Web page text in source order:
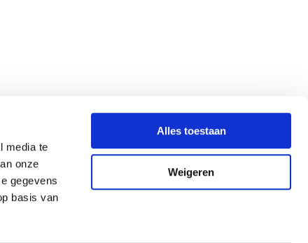
media te
onze
gegevens
basis van
Alles toestaan
Weigeren